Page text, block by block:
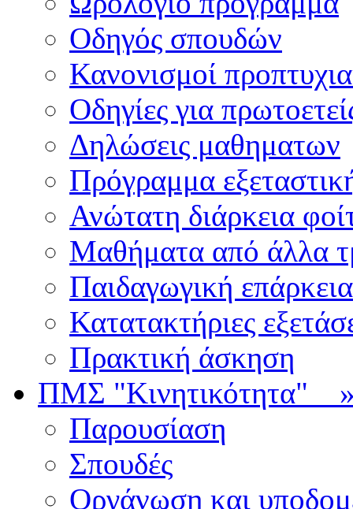
Οδηγός σπουδών
Κανονισμοί
Οδηγίες για
Δηλώσεις μαθηματων
Πρόγραμμα
Ανώτατη διάρκεια
Μαθήματα από άλλα
Παιδαγωγική επάρκεια
Κατατακτήριες
Πρακτική άσκηση
ΠΜΣ "Κινητικότητα"
Παρουσίαση
Σπουδές
Οργάνωση και